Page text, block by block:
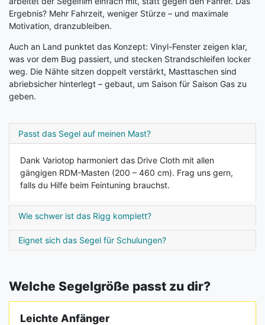
Ergebnis? Mehr Fahrzeit, weniger Stürze – und maximale
Motivation, dranzubleiben.
Auch an Land punktet das Konzept: Vinyl-Fenster zeigen klar,
was vor dem Bug passiert, und stecken Strand­schleifen locker
weg. Die Nähte sitzen doppelt ver­stärkt, Masttaschen sind
abriebsicher hinterlegt – gebaut, um Saison für Saison Gas zu
geben.
Passt das Segel auf meinen Mast?
Dank Variotop harmoniert das Drive Cloth mit allen
gängigen RDM-Masten (200 – 460 cm). Frag uns gern,
falls du Hilfe beim Feintuning brauchst.
Wie schwer ist das Rigg komplett?
Eignet sich das Segel für Schulungen?
Welche Segelgröße passt zu dir?
Leichte Anfänger